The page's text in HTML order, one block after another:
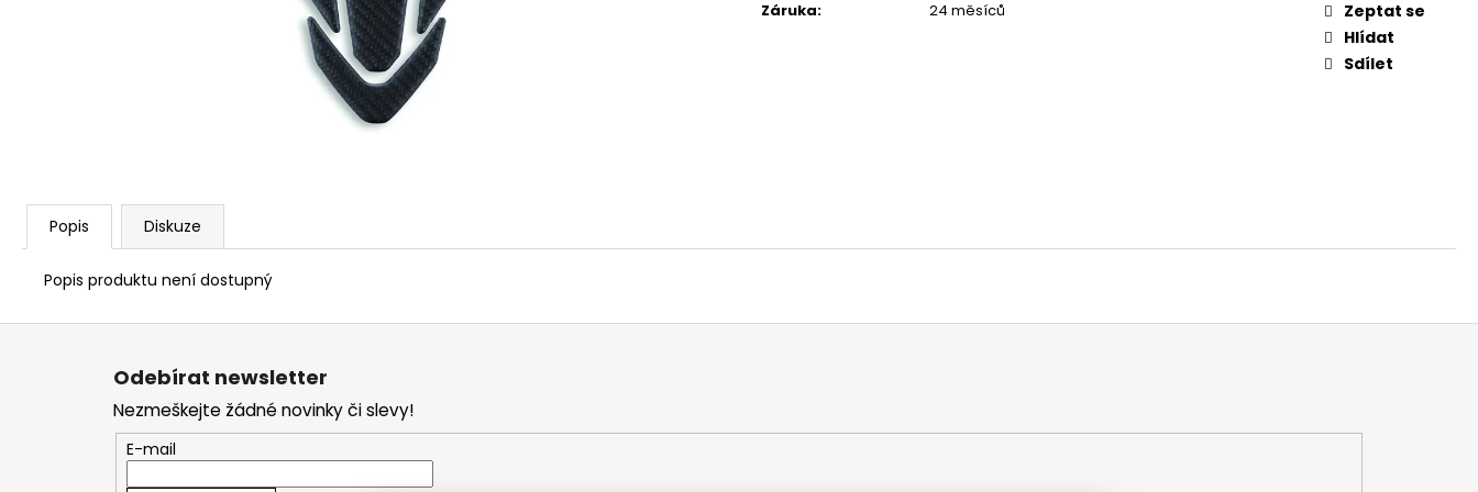
Záruka: 24 měsíců
Zeptat se
Hlídat
Sdílet
Popis Diskuze
Popis produktu není dostupný
Z
Odebírat newsletter
Nezmeškejte žádné novinky či slevy!
E-mail